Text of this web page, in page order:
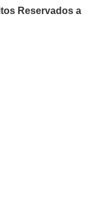
Reservados a